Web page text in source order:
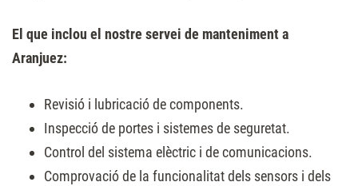
El que inclou el nostre servei de manteniment a
Aranjuez:
Revisió i lubricació de components.
Inspecció de portes i sistemes de seguretat.
Control del sistema elèctric i de comunicacions.
Comprovació de la funcionalitat dels sensors i dels